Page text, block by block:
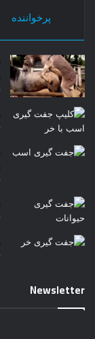
پرخواننده
Newsletter